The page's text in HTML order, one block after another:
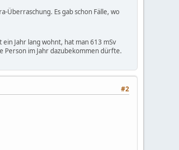
Überraschung. Es gab schon Fälle, wo
Jahr lang wohnt, hat man 613 mSv
Person im Jahr dazubekommen dürfte.
#2